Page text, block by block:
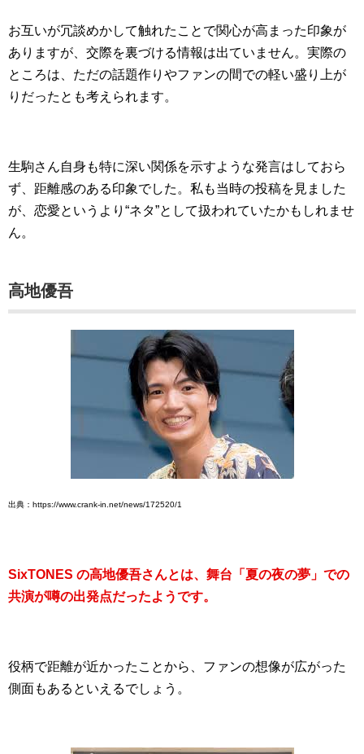
お互いが冗談めかして触れたことで関心が高まった印象が
ありますが、交際を裏づける情報は出ていません。実際の
ところは、ただの話題作りやファンの間での軽い盛り上が
りだったとも考えられます。
生駒さん自身も特に深い関係を示すような発言はしておら
ず、距離感のある印象でした。私も当時の投稿を見ました
が、恋愛というより“ネタ”として扱われていたかもしれませ
ん。
高地優吾
出典：https://www.crank-in.net/news/172520/1
SixTONES の高地優吾さんとは、舞台「夏の夜の夢」での
共演が噂の出発点だったようです。
役柄で距離が近かったことから、ファンの想像が広がった
側面もあるといえるでしょう。